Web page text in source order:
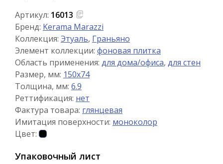
Артикул: 16013
Бренд: Kerama Marazzi
Коллекция: Этуаль, Граньяно
Элемент коллекции: фоновая плитка
Область применения: для дома/офиса, для стен
Размер, мм: 150x74
Толщина, мм: 6.9
Реттификация: нет
Фактура товара: глянцевая
Имитация поверхности: моноколор
Цвет:
Упаковочный лист